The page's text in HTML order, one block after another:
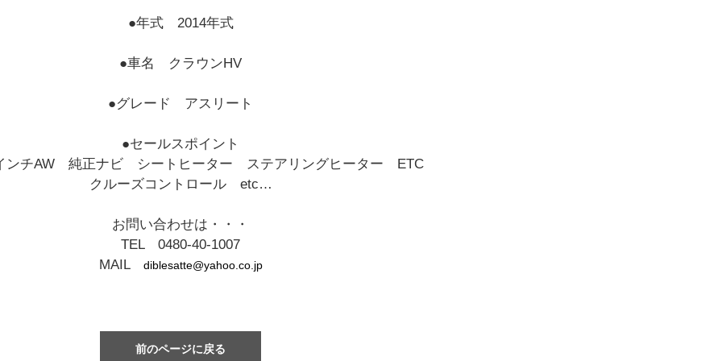
●年式 2014年式
●車名 クラウンHV
●グレード アスリート
●セールスポイント
ンチAW 純正ナビ シートヒーター ステアリングヒーター ETC
クルーズコントロール etc…
お問い合わせは・・・
TEL 0480-40-1007
MAIL
diblesatte@yahoo.co.jp
前のページに戻る